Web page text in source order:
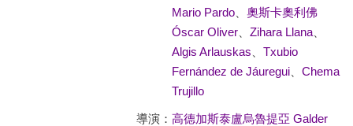
Mario Pardo、 奧斯卡奧利佛
Óscar Oliver、 Zihara Llana、
Algis Arlauskas
Txubio
Fernández de Jáuregui、 Chema
Trujillo
導演： 高德加斯泰盧烏魯提亞 Galder